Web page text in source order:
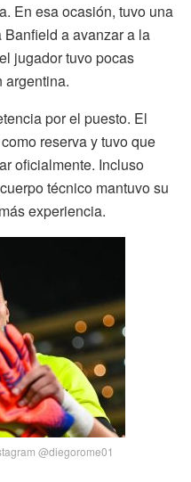
En esa ocasión, tuvo una
a avanzar a la
jugador tuvo pocas
argentina.
por el puesto. El
reserva y tuvo que
oficialmente. Incluso
técnico mantuvo su
experiencia.
@diegorome01